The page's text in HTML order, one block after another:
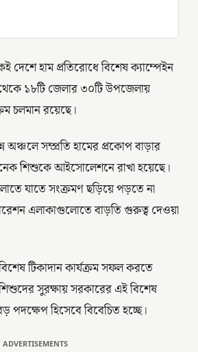
দেশে হাম প্রতিরোধে বিশেষ ক্যাম্পেইন
১৮টি জেলার ৩০টি উপজেলায়
চলমান রয়েছে।
অঞ্চলে সম্প্রতি হামের প্রকোপ বাড়ার
শিশুকে আইসোলেশনে রাখা হয়েছে।
যাতে সংক্রমণ ছড়িয়ে পড়তে না
এলাকাগুলোতে বাড়তি গুরুত্ব দেওয়া
বিশেষ টিকাদান কার্যক্রম সফল করতে
সুরক্ষায় সরকারের এই বিশেষ
হিসেবে বিবেচিত হচ্ছে।
ADVERTISEMENTS